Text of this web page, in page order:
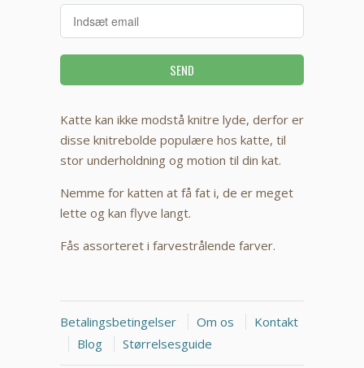
Katte kan ikke modstå knitre lyde, derfor er
disse knitrebolde populære hos katte, til
stor underholdning og motion til din kat.
Nemme for katten at få fat i, de er meget
lette og kan flyve langt.
Fås assorteret i farvestrålende farver.
Betalingsbetingelser Om os
Kontakt
Blog
Størrelsesguide